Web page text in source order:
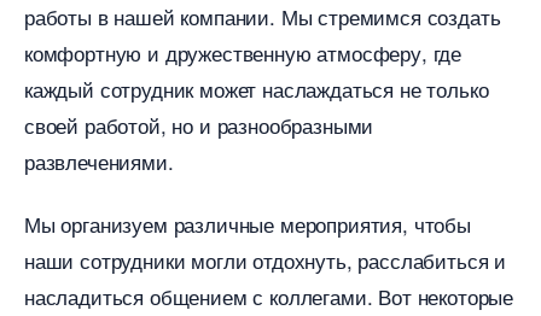
работы в нашей компании. Мы стремимся создать
комфортную и дружественную атмосферу, где
каждый сотрудник может наслаждаться не только
своей работой, но и разнообразными
развлечениями.
Мы организуем различные мероприятия, чтобы
наши сотрудники могли отдохнуть, расслабиться и
насладиться общением с коллегами. Вот некоторые